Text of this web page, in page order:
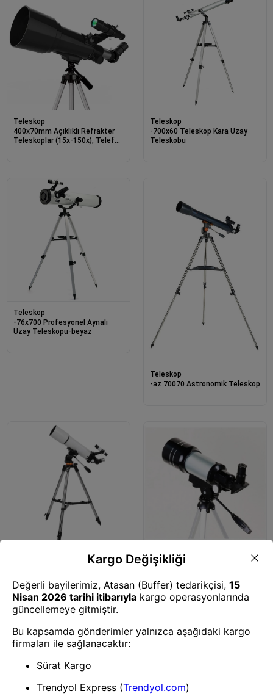
Teleskop
400x70mm Açıklıklı Refrakter
Teleskoplar (15x-150x), Telefon
Teleskop
-700x60 Teleskop Kara Uzay
Teleskobu
Teleskop
-76x700 Profesyonel Aynalı
Uzay Teleskopu-beyaz
Teleskop
-az 70070 Astronomik Teleskop
-cf50080 Yüksek Netlik
Teleskobu
Teleskop
-f30070m Profesyonel Yeni
Monoküler